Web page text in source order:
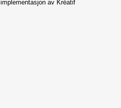
implementasjon av Kréatif